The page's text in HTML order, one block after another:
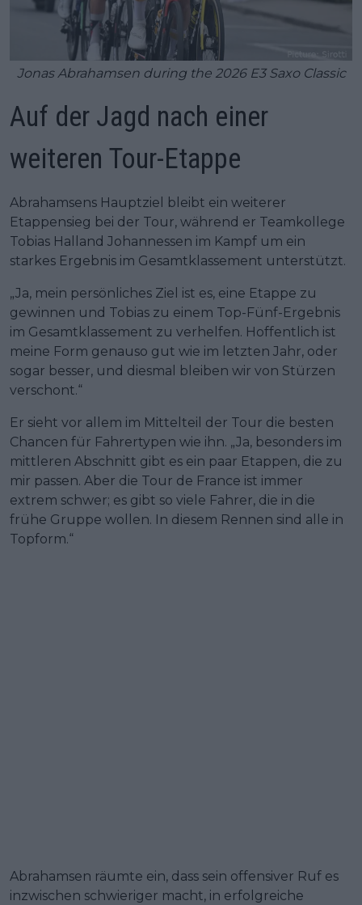
Jonas Abrahamsen during the 2026 E3 Saxo Classic
Auf der Jagd nach einer
weiteren Tour-Etappe
Abrahamsens Hauptziel bleibt ein weiterer
Etappensieg bei der Tour, während er Teamkollege
Tobias Halland Johannessen im Kampf um ein
starkes Ergebnis im Gesamtklassement unterstützt.
„Ja, mein persönliches Ziel ist es, eine Etappe zu
gewinnen und Tobias zu einem Top-Fünf-Ergebnis
im Gesamtklassement zu verhelfen. Hoffentlich ist
meine Form genauso gut wie im letzten Jahr, oder
sogar besser, und diesmal bleiben wir von Stürzen
verschont.“
Er sieht vor allem im Mittelteil der Tour die besten
Chancen für Fahrertypen wie ihn. „Ja, besonders im
mittleren Abschnitt gibt es ein paar Etappen, die zu
mir passen. Aber die Tour de France ist immer
extrem schwer; es gibt so viele Fahrer, die in die
frühe Gruppe wollen. In diesem Rennen sind alle in
Topform.“
Abrahamsen räumte ein, dass sein offensiver Ruf es
inzwischen schwieriger macht, in erfolgreiche